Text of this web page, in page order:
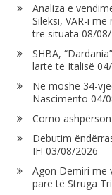
Analiza e
Sileksi, VAR-i
tre situata 08/
SHBA,
lartë të Italisë
Në moshë 34-
Nascimento 04/
Como
Debutim
IF! 03/08/2026
Agon Demiri me
parë të Struga